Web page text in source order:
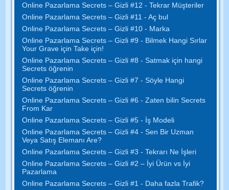
Online Pazarlama Secrets – Gizli #12 - Tekrar Müşteriler
Online Pazarlama Secrets – Gizli #11 - Aç bul
Online Pazarlama Secrets – Gizli #10 - Marka
Online Pazarlama Secrets – Gizli #9 - Bilmek Hangi Sırlar
Your Grave için Take için!
Online Pazarlama Secrets – Gizli #8 - Satmak için hangi
Secrets öğrenin
Online Pazarlama Secrets – Gizli #7 - Söyle Hangi
Secrets öğrenin
Online Pazarlama Secrets – Gizli #6 - Zaten bilin Secrets
From Kar
Online Pazarlama Secrets – Gizli #5 - İş Modeli
Online Pazarlama Secrets – Gizli #4 - Sen Bir Uzman
Veya Satış Elemanı Are?
Online Pazarlama Secrets – Gizli #3 - Tekrarı Ne İşleri
Online Pazarlama Secrets – Gizli #2 – İyi Ürün vs İyi
Pazarlama
Online Pazarlama Secrets – Gizli #1 - Daha fazla Trafik?